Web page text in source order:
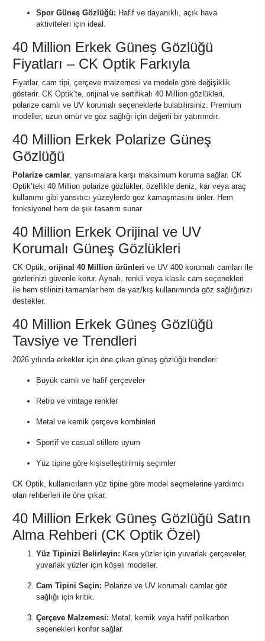
Spor Güneş Gözlüğü: Hafif ve dayanıklı, açık hava
aktiviteleri için ideal.
40 Million Erkek Güneş Gözlüğü
Fiyatları – CK Optik Farkıyla
Fiyatlar, cam tipi, çerçeve malzemesi ve modele göre değişiklik
gösterir. CK Optik’te, orijinal ve sertifikalı 40 Million gözlükleri,
polarize camlı ve UV korumalı seçeneklerle bulabilirsiniz. Premium
modeller, uzun ömür ve göz sağlığı için değerli bir yatırımdır.
40 Million Erkek Polarize Güneş
Gözlüğü
Polarize camlar, yansımalara karşı maksimum koruma sağlar. CK
Optik’teki 40 Million polarize gözlükler, özellikle deniz, kar veya araç
kullanımı gibi yansıtıcı yüzeylerde göz kamaşmasını önler. Hem
fonksiyonel hem de şık tasarım sunar.
40 Million Erkek Orijinal ve UV
Korumalı Güneş Gözlükleri
CK Optik, orijinal 40 Million ürünleri ve UV 400 korumalı camları ile
gözlerinizi güvenle korur. Aynalı, renkli veya klasik cam seçenekleri
ile hem stilinizi tamamlar hem de yaz/kış kullanımında göz sağlığınızı
destekler.
40 Million Erkek Güneş Gözlüğü
Tavsiye ve Trendleri
2026 yılında erkekler için öne çıkan güneş gözlüğü trendleri:
Büyük camlı ve hafif çerçeveler
Retro ve vintage renkler
Metal ve kemik çerçeve kombinleri
Sportif ve casual stillere uyum
Yüz tipine göre kişiselleştirilmiş seçimler
CK Optik, kullanıcıların yüz tipine göre model seçmelerine yardımcı
olan rehberleri ile öne çıkar.
40 Million Erkek Güneş Gözlüğü Satın
Alma Rehberi (CK Optik Özel)
Yüz Tipinizi Belirleyin: Kare yüzler için yuvarlak çerçeveler,
yuvarlak yüzler için köşeli modeller.
Cam Tipini Seçin: Polarize ve UV korumalı camlar göz
sağlığı için kritik.
Çerçeve Malzemesi: Metal, kemik veya hafif polikarbon
seçenekleri konfor sağlar.